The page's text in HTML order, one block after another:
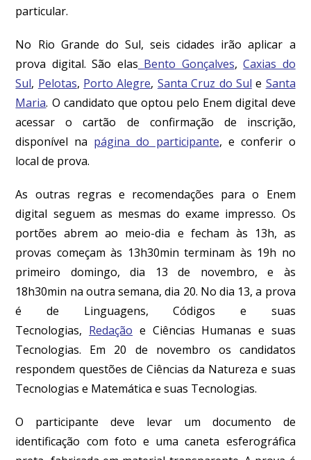
particular.
No Rio Grande do Sul, seis cidades irão aplicar a
prova digital. São elas Bento Gonçalves,Caxias do
Sul, Pelotas, Porto Alegre, Santa Cruz do Sul e Santa
Maria. O candidato que optou pelo Enem digital deve
acessar o cartão de confirmação de inscrição,
disponível na página do participante, e conferir o
local de prova.
As outras regras e recomendações para o Enem
digital seguem as mesmas do exame impresso. Os
portões abrem ao meio-dia e fecham às 13h, as
provas começam às 13h30min terminam às 19h no
primeiro domingo, dia 13 de novembro, e às
18h30min na outra semana, dia 20. No dia 13, a prova
é de Linguagens, Códigos e suas
Tecnologias, Redação e Ciências Humanas e suas
Tecnologias. Em 20 de novembro os candidatos
respondem questões de Ciências da Natureza e suas
Tecnologias e Matemática e suas Tecnologias.
O participante deve levar um documento de
identificação com foto e uma caneta esferográfica